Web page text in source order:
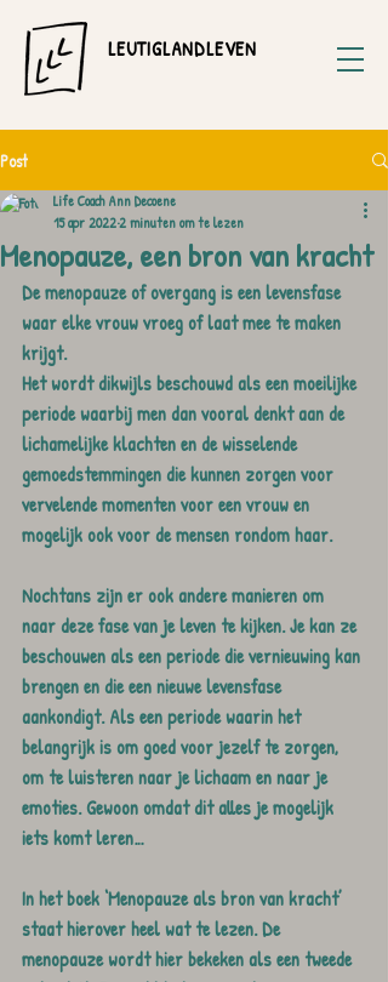
LEUTIGLANDLEVEN
Post
Menopauze, een bron van kracht
Life Coach Ann Decoene
15 apr 20222 minuten om te lezen
De menopauze of overgang is een levensfase
waar elke vrouw vroeg of laat mee te maken
krijgt.
Het wordt dikwijls beschouwd als een moeilijke
periode waarbij men dan vooral denkt aan de
lichamelijke klachten en de wisselende
gemoedstemmingen die kunnen zorgen voor
vervelende momenten voor een vrouw en
mogelijk ook voor de mensen rondom haar.
Nochtans zijn er ook andere manieren om
naar deze fase van je leven te kijken. Je kan ze
beschouwen als een periode die vernieuwing kan
brengen en die een nieuwe levensfase
aankondigt. Als een periode waarin het
belangrijk is om goed voor jezelf te zorgen,
om te luisteren naar je lichaam en naar je
emoties. Gewoon omdat dit alles je mogelijk
iets komt leren…
In het boek ‘Menopauze als bron van kracht’
staat hierover heel wat te lezen. De
menopauze wordt hier bekeken als een tweede